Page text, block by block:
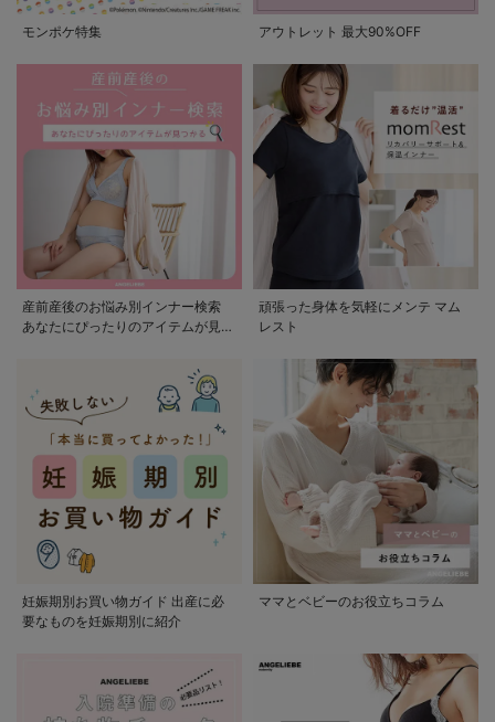
モンポケ特集 アウトレット 最大90%OFF
産前産後のお悩み別インナー検索
あなたにぴったりのアイテムが見つ
頑張った身体を気軽にメンテ マム
レスト
妊娠期別お買い物ガイド 出産に必
要なものを妊娠期別に紹介
ママとベビーのお役立ちコラム